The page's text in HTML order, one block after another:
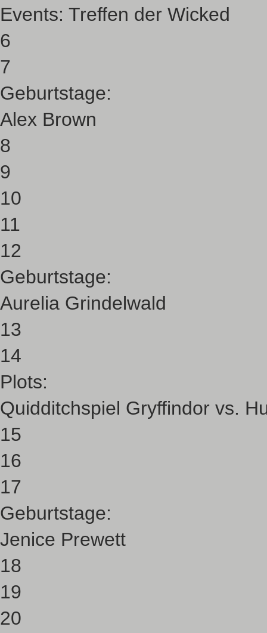
Events: Treffen der Wicked
6
7
Geburtstage:
Alex Brown
8
9
10
11
12
Geburtstage:
Aurelia Grindelwald
13
14
Plots:
Quidditchspiel Gryffindor vs.
15
16
17
Geburtstage:
Jenice Prewett
18
19
20